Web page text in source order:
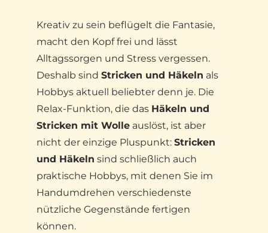
Kreativ zu sein beflügelt die Fantasie,
macht den Kopf frei und lässt
Alltagssorgen und Stress vergessen.
Deshalb sindStricken und Häkeln als
Hobbys aktuell beliebter denn je. Die
Relax-Funktion, die das Häkeln und
Stricken mit Wolle auslöst, ist aber
nicht der einzige Pluspunkt:Stricken
und Häkeln sind schließlich auch
praktische Hobbys, mit denen Sie im
Handumdrehen verschiedenste
nützliche Gegenstände fertigen
können.